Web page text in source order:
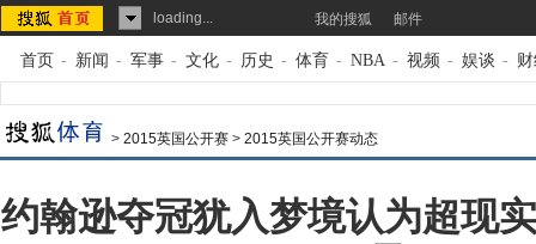
loading... 我的搜狐 邮件
首页 - 新闻 - 军事 - 文化 - 历史 - 体育 - NBA - 视频 - 娱谈 -
> 2015英国公开赛 > 2015英国公开赛动态
约翰逊夺冠犹入梦境认为超现